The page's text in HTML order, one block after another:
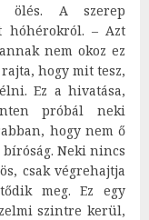
ölés. A szerep
hóhérokról. – Azt
nem okoz ez
hogy mit tesz,
Ez a hivatása,
próbál neki
hogy nem ő
Neki nincs
csak végrehajtja
meg. Ez egy
szintre kerül,